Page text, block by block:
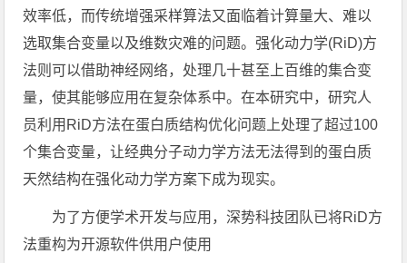
效率低，而传统增强采样算法又面临着计算量大、难以
选取集合变量以及维数灾难的问题。强化动力学(RiD)方
法则可以借助神经网络，处理几十甚至上百维的集合变
量，使其能够应用在复杂体系中。在本研究中，研究人
员利用RiD方法在蛋白质结构优化问题上处理了超过100
个集合变量，让经典分子动力学方法无法得到的蛋白质
天然结构在强化动力学方案下成为现实。
为了方便学术开发与应用，深势科技团队已将RiD方
法重构为开源软件供用户使用